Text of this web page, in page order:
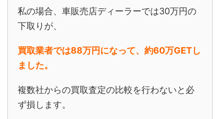
私の場合、車販売店ディーラーでは30万円の
下取りが、
買取業者では88万円になって、約60万GETし
ました。
複数社からの買取査定の比較を行わないと必
ず損します。